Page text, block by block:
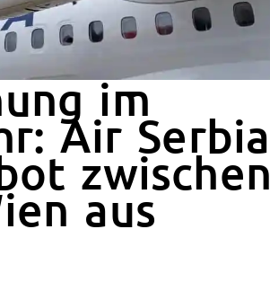
im
Air Serbia
zwischen
aus